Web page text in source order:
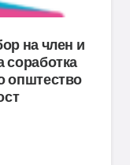
на член и
соработка
општество